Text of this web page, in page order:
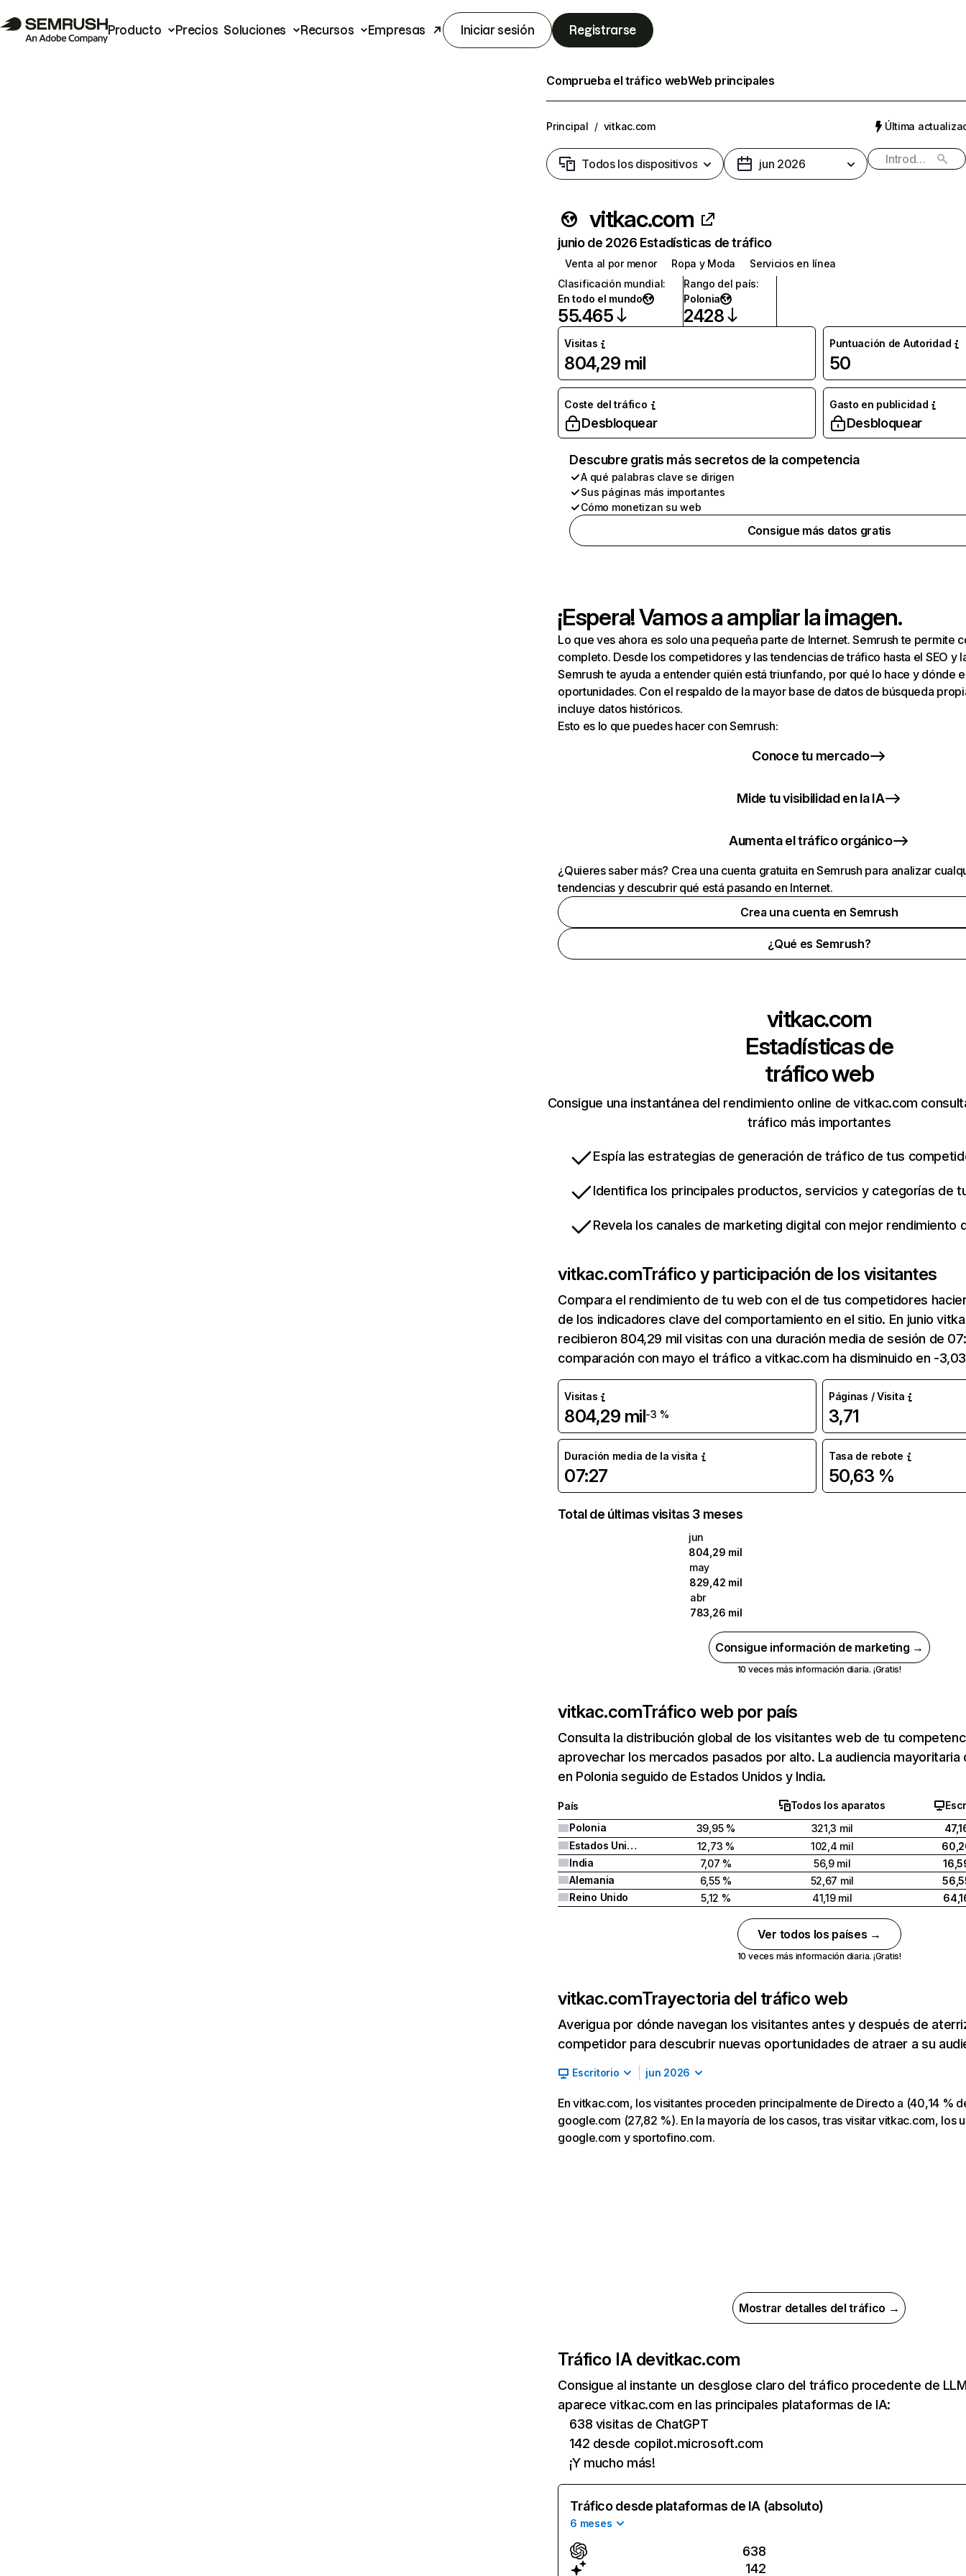
Producto Precios Soluciones Recursos Empresas Iniciar sesión Registrarse
Comprueba el tráfico webWeb principales
Principal / vitkac.com Última
Todos los dispositivos jun 2026
vitkac.com
junio de 2026 Estadísticas de tráfico
Venta al por menor Ropa y Moda
Servicios en línea
Clasificación mundial:
En todo el mundo
55.465
Rango del país:
Polonia
2428
Visitas
804,29 mil
Puntuación de Autoridad
50
Coste del tráfico
Desbloquear
Gasto en publicidad
Desbloquear
Descubre gratis más secretos de la competencia
A qué palabras clave se dirigen
Sus páginas más importantes
Cómo monetizan su web
Consigue más datos gratis
¡Espera! Vamos a ampliar la imagen.
Lo que ves ahora es solo una pequeña parte de Internet. Semrush te permite
completo. Desde los competidores y las tendencias de tráfico hasta el SEO y
Semrush te ayuda a entender quién está triunfando, por qué lo hace y dónde
oportunidades. Con el respaldo de la mayor base de datos de búsqueda
incluye datos históricos.
Esto es lo que puedes hacer con Semrush:
Conoce tu mercado
Mide tu visibilidad en la IA
Aumenta el tráfico orgánico
¿Quieres saber más? Crea una cuenta gratuita en Semrush para analizar
tendencias y descubrir qué está pasando en Internet.
Crea una cuenta en Semrush
¿Qué es Semrush?
vitkac.com
Estadísticas de
tráfico web
Consigue una instantánea del rendimiento online de vitkac.com
tráfico más importantes
Espía las estrategias de generación de tráfico de tus
Identifica los principales productos, servicios y categorías de
Revela los canales de marketing digital con mejor rendimiento
vitkac.comTráfico y participación de los visitantes
Compara el rendimiento de tu web con el de tus competidores
de los indicadores clave del comportamiento en el sitio. En junio
recibieron 804,29 mil visitas con una duración media de sesión de
comparación con mayo el tráfico a vitkac.com ha disminuido en -
Visitas
804,29 mil-3 %
Páginas / Visita
3,71
Duración media de la visita
07:27
Tasa de rebote
50,63 %
Total de últimas visitas 3 meses
jun
804,29 mil
may
829,42 mil
abr
783,26 mil
Consigue información de marketing →
10 veces más información diaria. ¡Gratis!
vitkac.comTráfico web por país
Consulta la distribución global de los visitantes web de tu
aprovechar los mercados pasados por alto. La audiencia
en Polonia seguido de Estados Unidos y India.
País Todos los aparatos
Polonia
39,95 % 321,3 mil
Estados Unidos
12,73 % 102,4 mil
India
7,07 % 56,9 mil
Alemania
6,55 % 52,67 mil
Reino Unido
5,12 % 41,19 mil
Ver todos los países →
10 veces más información diaria. ¡Gratis!
vitkac.comTrayectoria del tráfico web
Averigua por dónde navegan los visitantes antes y después de
competidor para descubrir nuevas oportunidades de atraer a su
Escritorio jun 2026
En vitkac.com, los visitantes proceden principalmente de Directo a (40,14 %
google.com (27,82 %). En la mayoría de los casos, tras visitar vitkac.com, los
google.com y sportofino.com.
Mostrar detalles del tráfico →
Tráfico IA devitkac.com
Consigue al instante un desglose claro del tráfico procedente de
aparece vitkac.com en las principales plataformas de IA:
638 visitas de ChatGPT
142 desde copilot.microsoft.com
¡Y mucho más!
Tráfico desde plataformas de IA (absoluto)
6 meses
638
142